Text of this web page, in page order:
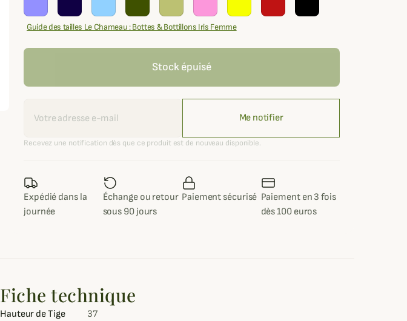
Guide des tailles Le Chameau : Bottes & Bottillons Iris Femme
Stock épuisé
Me notifier
Recevez une notification dès que ce produit est de nouveau disponible.
Expédié dans la
journée
Échange ou retour
sous 90 jours
Paiement sécurisé Paiement en 3 fois
dès 100 euros
Fiche technique
Hauteur de Tige
37